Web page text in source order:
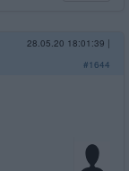
28.05.20 18:01:39 |
#1644